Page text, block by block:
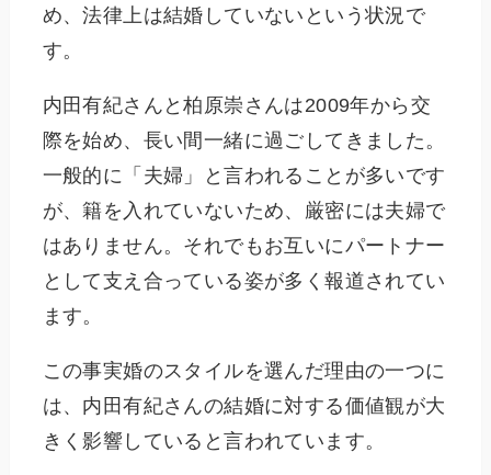
め、法律上は結婚していないという状況で
す。
内田有紀さんと柏原崇さんは2009年から交
際を始め、長い間一緒に過ごしてきました。
一般的に「夫婦」と言われることが多いです
が、籍を入れていないため、厳密には夫婦で
はありません。それでもお互いにパートナー
として支え合っている姿が多く報道されてい
ます。
この事実婚のスタイルを選んだ理由の一つに
は、内田有紀さんの結婚に対する価値観が大
きく影響していると言われています。